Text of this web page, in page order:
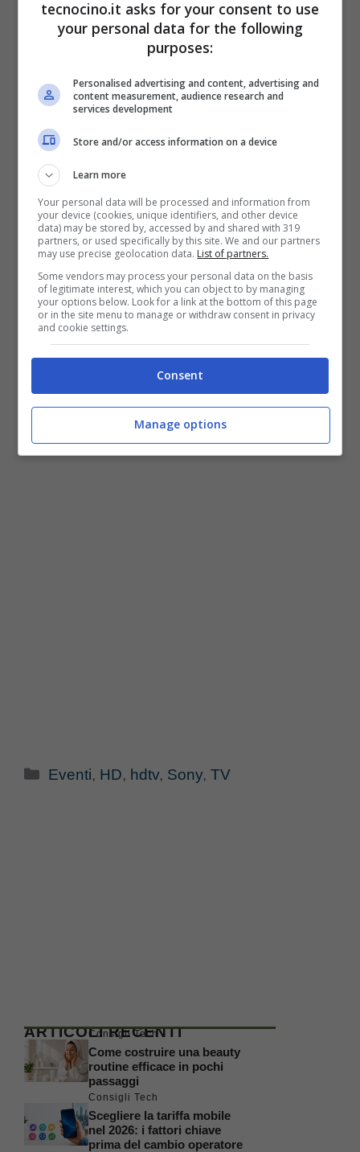
acquisterete una TV nei prossimi tempi? Se
sì, darete importanza alla diagonale come
Categorie
Eventi, HD, hdtv, Sony,TV
ARTICOLI RECENTI
Consigli Tech
Come costruire una beauty
routine efficace in pochi
passaggi
Consigli Tech
Scegliere la tariffa mobile
nel 2026: i fattori chiave
prima del cambio operatore
tecnocino.it asks for your consent to use
your personal data for the following
purposes:
Personalised advertising and content, advertising and
content measurement, audience research and
services development
Store and/or access information on a device
Learn more
Your personal data will be processed and information from
your device (cookies, unique identifiers, and other device
data) may be stored by, accessed by and shared with 319
partners, or used specifically by this site. We and our partners
may use precise geolocation data. List of partners.
Some vendors may process your personal data on the basis
of legitimate interest, which you can object to by managing
your options below. Look for a link at the bottom of this page
or in the site menu to manage or withdraw consent in privacy
and cookie settings.
Consent
Manage options